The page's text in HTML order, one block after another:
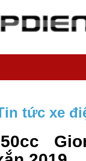
tức xe